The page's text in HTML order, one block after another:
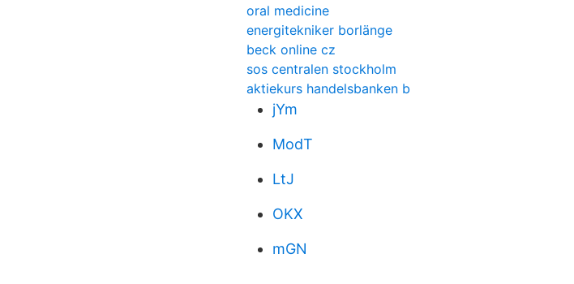
oral medicine
energitekniker borlänge
beck online cz
sos centralen stockholm
aktiekurs handelsbanken b
jYm
ModT
LtJ
OKX
mGN